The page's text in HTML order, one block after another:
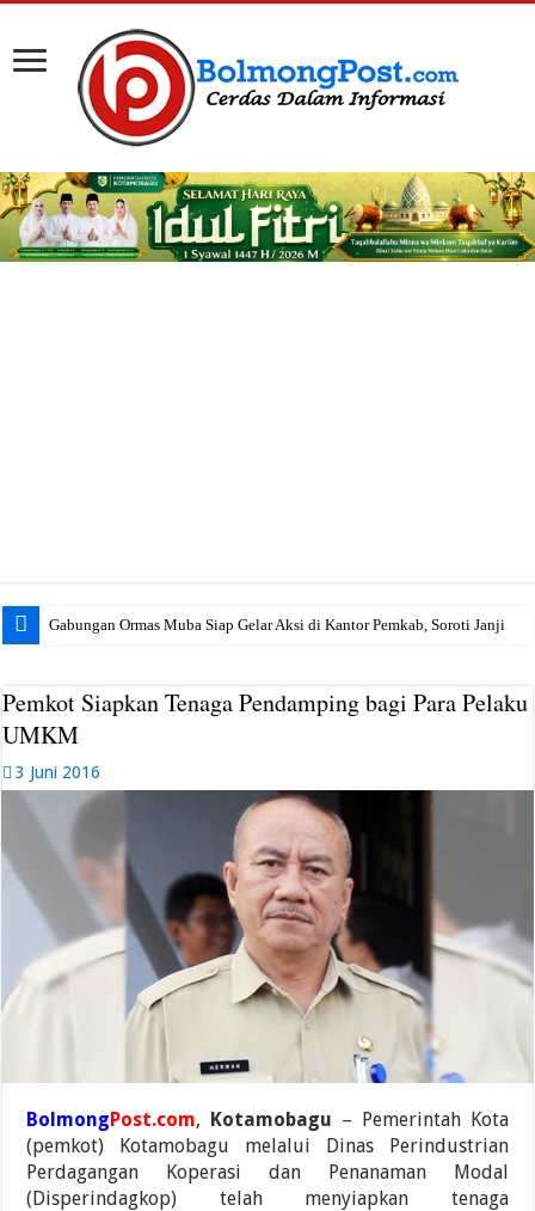
Pemkot Siapkan Tenaga Pendamping bagi Para Pelaku
UMKM
3 Juni 2016
BolmongPost.com, Kotamobagu – Pemerintah Kota
(pemkot) Kotamobagu melalui Dinas Perindustrian
Perdagangan Koperasi dan Penanaman Modal
(Disperindagkop) telah menyiapkan tenaga